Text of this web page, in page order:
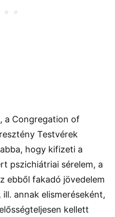
a Congregation of
Testvérek
hogy kifizeti a
pszichiátriai sérelem, a
ebből fakadó jövedelem
annak elismeréseként,
kellett